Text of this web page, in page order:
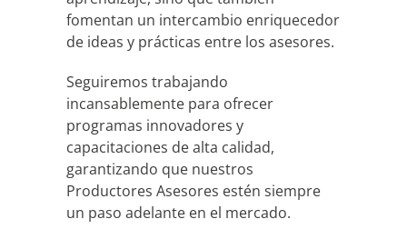
fomentan un intercambio enriquecedor
de ideas y prácticas entre los asesores.
Seguiremos trabajando
incansablemente para ofrecer
programas innovadores y
capacitaciones de alta calidad,
garantizando que nuestros
Productores Asesores estén siempre
un paso adelante en el mercado.